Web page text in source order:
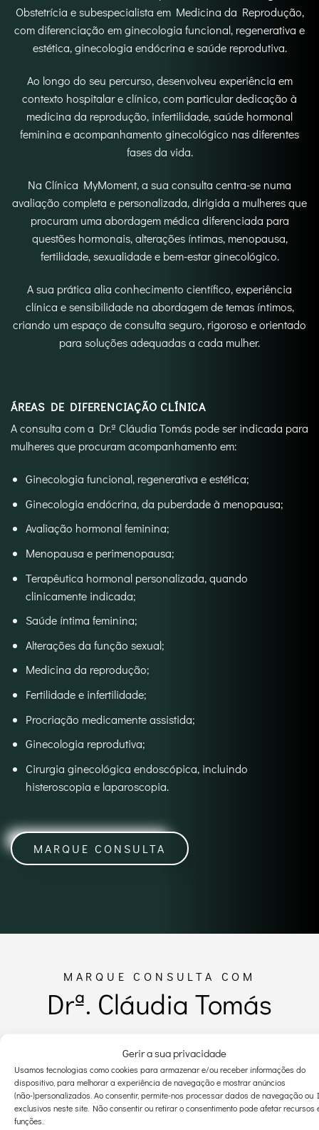
Gerir a sua privacidade
Usamos tecnologias como cookies para armazenar e/ou receber informações do
dispositivo, para melhorar a experiência de navegação e mostrar anúncios
(não-)personalizados. Ao consentir, permite-nos processar dados de navegação ou
exclusivos neste site. Não consentir ou retirar o consentimento pode afetar recursos
funções.
Obstetrícia e subespecialista em Medicina da Reprodução,
com diferenciação em ginecologia funcional, regenerativa e
estética, ginecologia endócrina e saúde reprodutiva.
Ao longo do seu percurso, desenvolveu experiência em
contexto hospitalar e clínico, com particular dedicação à
medicina da reprodução, infertilidade, saúde hormonal
feminina e acompanhamento ginecológico nas diferentes
fases da vida.
Na Clínica MyMoment, a sua consulta centra-se numa
avaliação completa e personalizada, dirigida a mulheres que
procuram uma abordagem médica diferenciada para
questões hormonais, alterações íntimas, menopausa,
fertilidade, sexualidade e bem-estar ginecológico.
A sua prática alia conhecimento científico, experiência
clínica e sensibilidade na abordagem de temas íntimos,
criando um espaço de consulta seguro, rigoroso e orientado
para soluções adequadas a cada mulher.
ÁREAS DE DIFERENCIAÇÃO CLÍNICA
A consulta com a Dr.ª Cláudia Tomás pode ser indicada para
mulheres que procuram acompanhamento em:
Ginecologia funcional, regenerativa e estética;
Ginecologia endócrina, da puberdade à menopausa;
Avaliação hormonal feminina;
Menopausa e perimenopausa;
Terapêutica hormonal personalizada, quando
clinicamente indicada;
Saúde íntima feminina;
Alterações da função sexual;
Medicina da reprodução;
Fertilidade e infertilidade;
Procriação medicamente assistida;
Ginecologia reprodutiva;
Cirurgia ginecológica endoscópica, incluindo
histeroscopia e laparoscopia.
MARQUE CONSULTA
MARQUE CONSULTA COM
Drª. Cláudia Tomás
funcional, regenerativa e estética, saúde hormonal,
menopausa, fertilidade ou medicina da reprodução, marque
a sua consulta com a Dr.ª Cláudia Tomás na Clínica
MyMoment.